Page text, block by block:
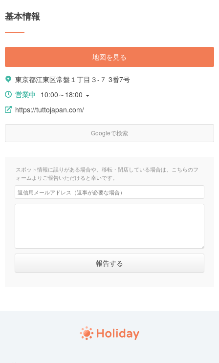
基本情報
地図を見る
東京都江東区常盤１丁目３-７ 3番7号
営業中 10:00～18:00
https://tuttojapan.com/
Googleで検索
スポット情報に誤りがある場合や、移転・閉店している場合は、こちらのフ
ォームよりご報告いただけると幸いです。